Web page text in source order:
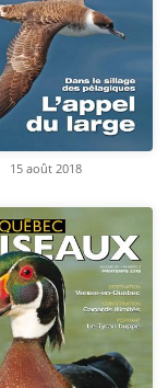
15 août 2018